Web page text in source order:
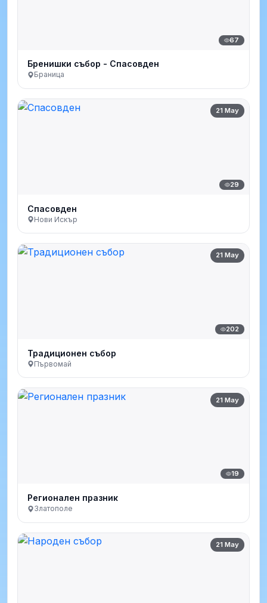
67
Бренишки събор - Спасовден
Браница
21 May
29
Спасовден
Нови Искър
21 May
202
Традиционен събор
Първомай
21 May
19
Регионален празник
Златополе
21 May